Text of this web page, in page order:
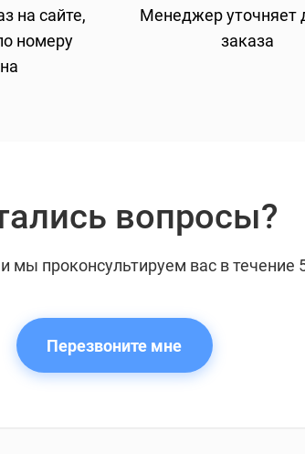
на сайте,
номеру
Менеджер уточняет
заказа
вопросы?
мы проконсультируем вас в течение
Перезвоните мне